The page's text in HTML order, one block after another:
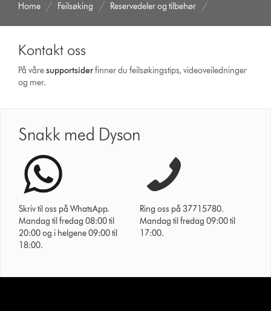
Home Feilsøking Reservedeler og tilbehør
Kontakt oss
På våresupportsiderfinner du feilsøkingstips, videoveiledninger
og mer.
Snakk med Dyson
Skriv til oss på WhatsApp.
Mandag til fredag 08:00 til
20:00 og i helgene 09:00 til
18:00.
Ring oss på 37715780.
Mandag til fredag 09:00 til
17:00.